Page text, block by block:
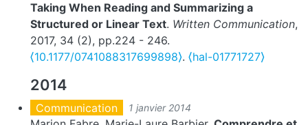
Taking When Reading and Summarizing a
Structured or Linear Text. Written Communication,
2017, 34 (2), pp.224 - 246.
⟨10.1177/0741088317699898⟩. ⟨hal-01771727⟩
2014
Communication 1 janvier 2014